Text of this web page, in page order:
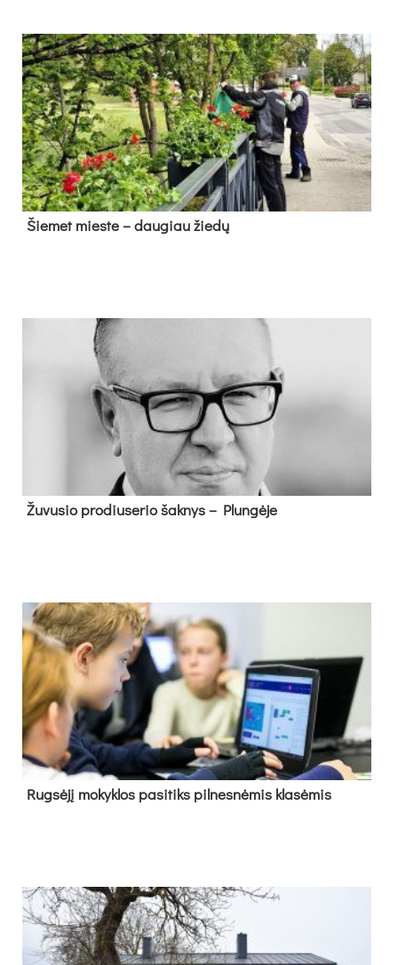
Šie­met mies­te – dau­giau žie­dų
Žu­vu­sio pro­diu­se­rio šak­nys – Plun­gė­je
Rug­sė­jį mo­kyk­los pa­si­tiks pil­nes­nė­mis kla­sė­mis